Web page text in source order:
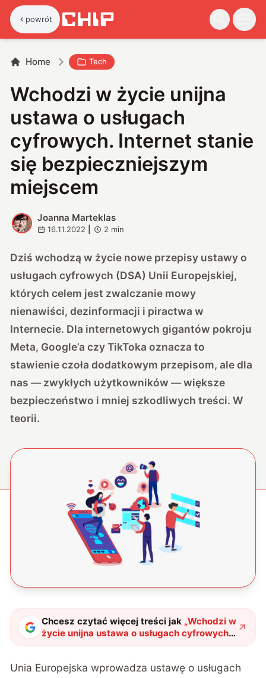
powrót
Home Tech
Wchodzi w życie unijna
ustawa o usługach
cyfrowych. Internet stanie
się bezpieczniejszym
miejscem
J
Joanna Marteklas
16.11.2022 2 min
Dziś wchodzą w życie nowe przepisy ustawy o
usługach cyfrowych (DSA) Unii Europejskiej,
których celem jest zwalczanie mowy
nienawiści, dezinformacji i piractwa w
Internecie. Dla internetowych gigantów pokroju
Meta, Google’a czy TikToka oznacza to
stawienie czoła dodatkowym przepisom, ale dla
nas — zwykłych użytkowników — większe
bezpieczeństwo i mniej szkodliwych treści. W
teorii.
Chcesz czytać więcej treści jak „Wchodzi w
życie unijna ustawa o usługach cyfrowych.
Internet stanie się bezpieczniejszym
Unia Europejska wprowadza ustawę o usługach